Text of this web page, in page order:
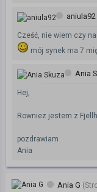
aniula92
Cześć, nie wiem czy
mój synek ma 7
Ania
Hej,
Rowniez jestem z
pozdrawiam
Ania
Ania G